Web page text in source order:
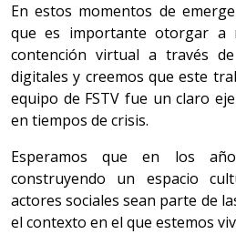
En estos momentos de
que es importante otorgar a
contención virtual a través
digitales y creemos que este
equipo de FSTV fue un claro
en tiempos de crisis.
Esperamos que en los
construyendo un espacio
actores sociales sean parte de
el contexto en el que estemos